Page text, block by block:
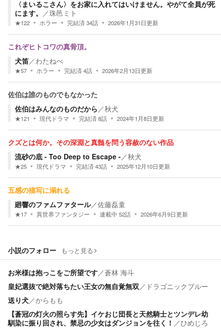
〈まいるこさん〉をお家に入れてはいけません。やがて全員が死
にます。 ／珠邑ミト
★122 ホラー 完結済34話 2026年1月31日更新
これぞヒトコワの真骨頂。
犬笛／わたねべ
★57 ホラー 完結済4話 2026年2月13日更新
佐伯は誰のものでもなかった
佐伯はみんなのものだから／秋犬
★121 現代ドラマ 完結済8話 2024年1月8日更新
クズとは何か。その深淵と真髄を問う容赦のない作品
流砂の底 - Too Deep to Escape -／秋犬
★25 現代ドラマ 完結済43話 2025年12月10日更新
五感の描写に溺れる
廻響のファムファタール／佐藤磊童
★17 異世界ファンタジー 連載中 52話 2026年6月9日更新
小説のフォロー もっと見る
お米様は抱っこをご所望です／蒼林 海斗
皇妃選抜で絶対落ちたい王女の無自覚無双／ ドラゴニックブルー
送り犬／からもも
【蒼冠の灯火の照らす先】イケおじ団長と天然騎士とツンデレ幼
馴染に振り回され、禁忌の少女はダンジョンを往く！ ／ひめじろ